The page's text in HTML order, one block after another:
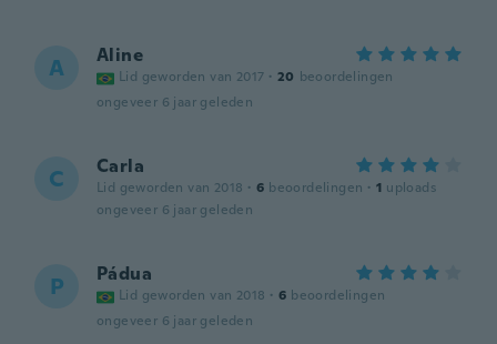
A Aline
Lid geworden van 2017 · 20 beoordelingen
ongeveer 6 jaar geleden
C Carla
Lid geworden van 2018 · 6 beoordelingen · 1 uploads
ongeveer 6 jaar geleden
P Pádua
Lid geworden van 2018 · 6 beoordelingen
ongeveer 6 jaar geleden